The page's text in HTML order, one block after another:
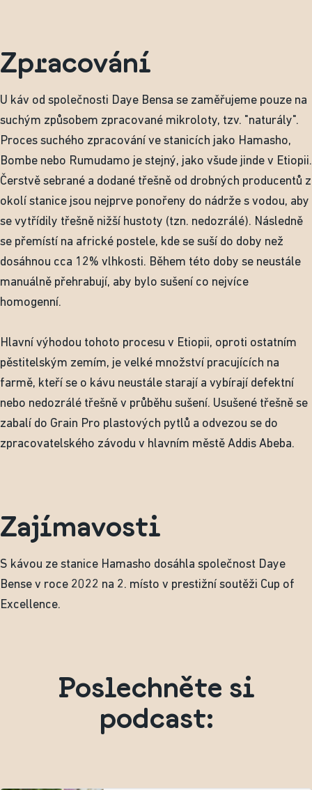
Zpracování
U káv od společnosti Daye Bensa se zaměřujeme pouze na
suchým způsobem zpracované mikroloty, tzv. "naturály".
Proces suchého zpracování ve stanicích jako Hamasho,
Bombe nebo Rumudamo je stejný, jako všude jinde v Etiopii.
Čerstvě sebrané a dodané třešně od drobných producentů z
okolí stanice jsou nejprve ponořeny do nádrže s vodou, aby
se vytřídily třešně nižší hustoty (tzn. nedozrálé). Následně
se přemístí na africké postele, kde se suší do doby než
dosáhnou cca 12% vlhkosti. Během této doby se neustále
manuálně přehrabují, aby bylo sušení co nejvíce
homogenní.
Hlavní výhodou tohoto procesu v Etiopii, oproti ostatním
pěstitelským zemím, je velké množství pracujících na
farmě, kteří se o kávu neustále starají a vybírají defektní
nebo nedozrálé třešně v průběhu sušení. Usušené třešně se
zabalí do Grain Pro plastových pytlů a odvezou se do
zpracovatelského závodu v hlavním městě Addis Abeba.
Zajímavosti
S kávou ze stanice Hamasho dosáhla společnost Daye
Bense v roce 2022 na 2. místo v prestižní soutěži Cup of
Excellence.
Poslechněte si
podcast: